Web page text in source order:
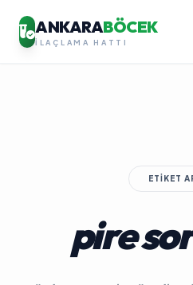
ANKARABÖCEK
İLAÇLAMA HATTI
ETIKET
pire